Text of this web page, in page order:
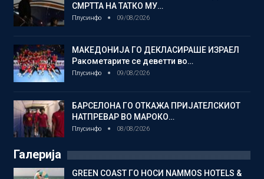
СМРТТА НА ТАТКО МУ…
Плусинфо 09/08/2026
МАКЕДОНИЈА ГО ДЕКЛАСИРАШЕ ИЗРАЕЛ
Ракометарите се деветти во…
Плусинфо 09/08/2026
БАРСЕЛОНА ГО ОТКАЖА ПРИЈАТЕЛСКИОТ
НАТПРЕВАР ВО МАРОКО…
Плусинфо 08/08/2026
Галерија
GREEN COAST ГО НОСИ NAMMOS HOTELS &